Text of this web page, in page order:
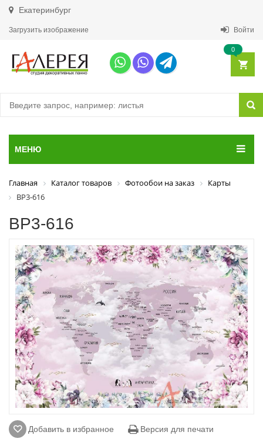
Екатеринбург
Загрузить изображение Войти
0
МЕНЮ
Главная Каталог товаров Фотообои на заказ
Карты
ВР3-616
ВР3-616
Добавить в избранное Версия для печати